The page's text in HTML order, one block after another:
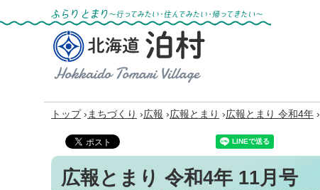
ふらりとまり～行ってみたい・住んでみた
い・帰ってきたい～
Village
トップ › まちづくり ›広報 ›広報とまり ›広報とまり 令和4年 ›
広報とまり 令和4年 11月号